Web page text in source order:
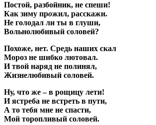
Постой, разбойник, не спеши!
Как зиму прожил, расскажи.
Не голодал ли ты в глуши,
Вольнолюбивый соловей?
Похоже, нет. Средь наших скал
Мороз не шибко лютовал.
И твой наряд не полинял,
Жизнелюбивый соловей.
Ну, что же – в рощицу лети!
И ястреба не встреть в пути,
А то тебя мне не спасти,
Мой торопливый соловей.